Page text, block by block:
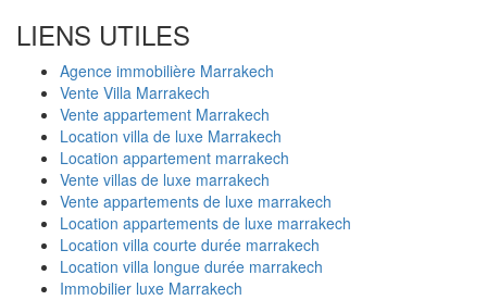
LIENS UTILES
Agence immobilière Marrakech
Vente Villa Marrakech
Vente appartement Marrakech
Location villa de luxe Marrakech
Location appartement marrakech
Vente villas de luxe marrakech
Vente appartements de luxe marrakech
Location appartements de luxe marrakech
Location villa courte durée marrakech
Location villa longue durée marrakech
Immobilier luxe Marrakech